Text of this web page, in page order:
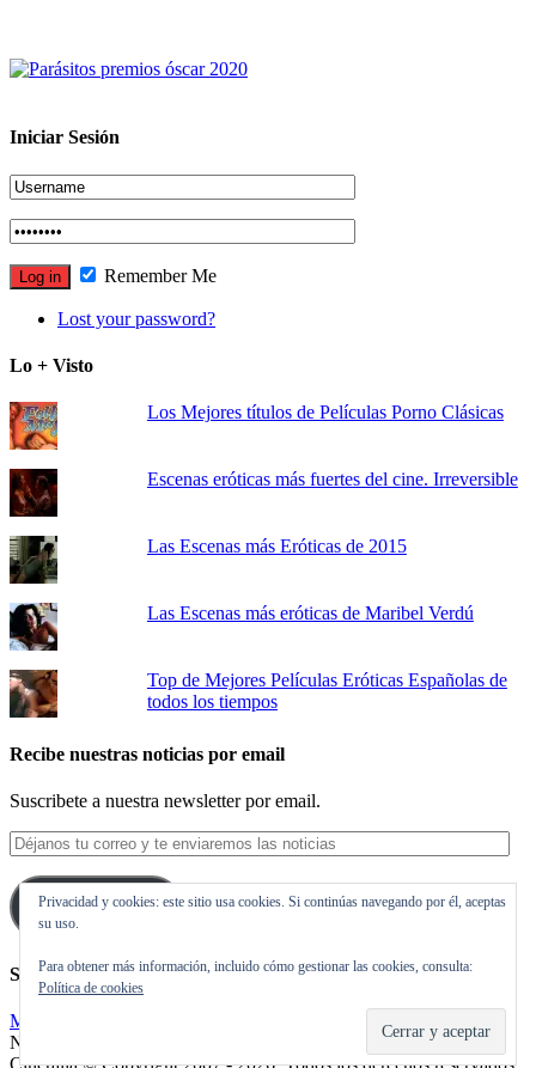
Iniciar Sesión
Remember Me
Lost your password?
Lo + Visto
Los Mejores títulos de Películas Porno Clásicas
Escenas eróticas más fuertes del cine. Irreversible
Las Escenas más Eróticas de 2015
Las Escenas más eróticas de Maribel Verdú
Top de Mejores Películas Eróticas Españolas de
todos los tiempos
Recibe nuestras noticias por email
Suscribete a nuestra newsletter por email.
Déjanos
tu
correo
y
te
las
noticias
Suscribirse
Síguenos en Twitter
Mis tuits
Noticias de cine y de series de televisión, críticas, tráilers, estrenos.
Privacidad y cookies: este sitio usa cookies. Si continúas navegando por él, aceptas
su uso.
Para obtener más información, incluido cómo gestionar las cookies, consulta:
Política de cookies